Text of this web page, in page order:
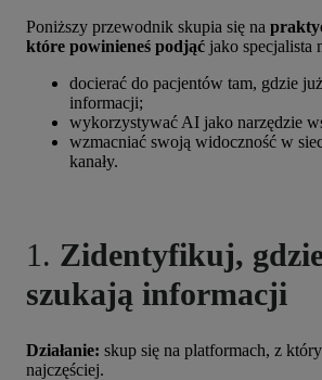
Poniższy przewodnik skupia się na
które powinieneś podjąć jako specjalista
docierać do pacjentów tam, gdzie
informacji;
wykorzystywać AI jako narzędzie
wzmacniać swoją widoczność w
kanały.
1. Zidentyfikuj,
szukają informacji
Działanie: skup się na platformach, z
najczęściej.